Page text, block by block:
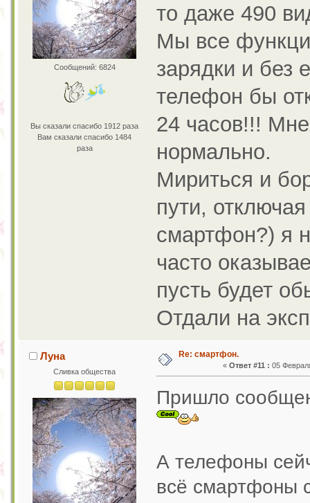
Сообщений: 6824
Вы сказали спасибо 1912 раза
Вам сказали спасибо 1484
раза
то даже 490
Мы все
зарядки и без
телефон бы
24 часов!!!
нормально.
Мириться и
пути,
смартфон?) я
часто
пусть будет
Отдали на
Луна
Сливка общества
Re: смартфон.
«Ответ #11 : 05
Пришло
А телефоны
всё смартфоны